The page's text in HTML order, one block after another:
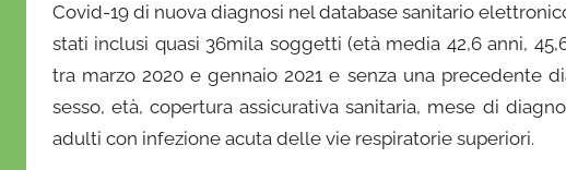
Covid-19 di nuova diagnosi nel database sanitario
stati inclusi quasi 36mila soggetti (età media 42,6 anni,
tra marzo 2020 e gennaio 2021 e senza una precedente
sesso, età, copertura assicurativa sanitaria, mese di
adulti con infezione acuta delle vie respiratorie superiori.